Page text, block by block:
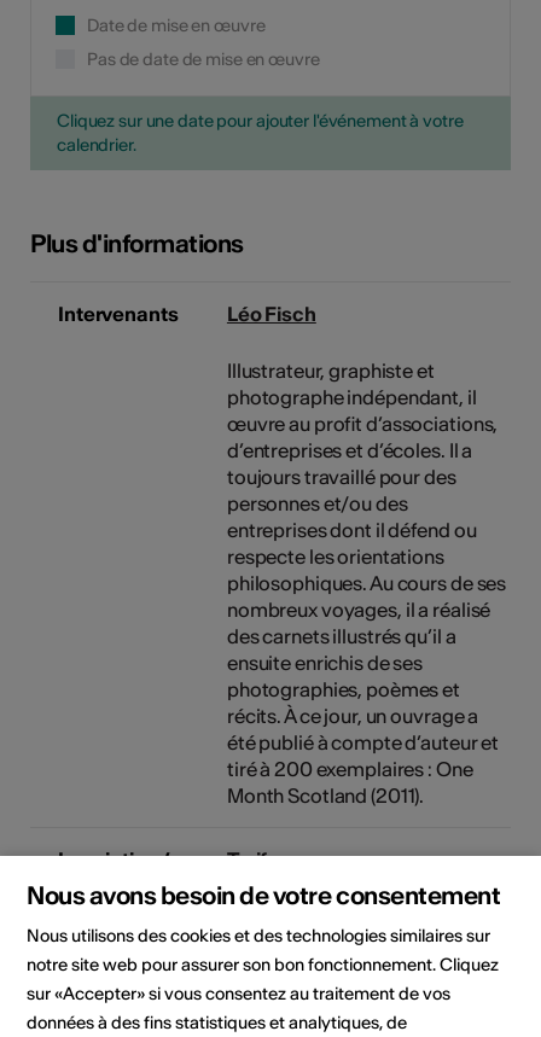
Date de mise en œuvre
Pas de date de mise en œuvre
Cliquez sur une date pour ajouter l'événement à votre
calendrier.
Plus d'informations
Intervenants Léo Fisch
Illustrateur, graphiste et
photographe indépendant, il
œuvre au profit d’associations,
d’entreprises et d’écoles. Il a
toujours travaillé pour des
personnes et/ou des
entreprises dont il défend ou
respecte les orientations
philosophiques. Au cours de ses
nombreux voyages, il a réalisé
des carnets illustrés qu’il a
ensuite enrichis de ses
photographies, poèmes et
récits. À ce jour, un ouvrage a
été publié à compte d’auteur et
tiré à 200 exemplaires : One
Month Scotland (2011).
Inscription /
tarifs
Tarifs
Tarifs pour la journée:
fr. 30.- / fr. 20.-(AVS, AI, AC,
petits budgets) / Abobo, AG 0.-
/ gratuit -16 ans
* fr. 20 si vous désirez participer
à cet atelier uniquement.
Nous avons besoin de votre consentement
Nous utilisons des cookies et des technologies similaires sur
notre site web pour assurer son bon fonctionnement. Cliquez
sur «Accepter» si vous consentez au traitement de vos
données à des fins statistiques et analytiques, de